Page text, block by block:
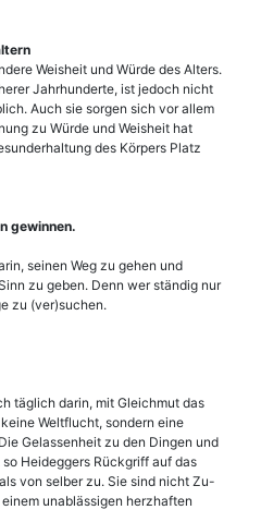
Weisheit und Würde des Alters.
Jahrhunderte, ist jedoch nicht
Auch sie sorgen sich vor allem
zu Würde und Weisheit hat
des Körpers Platz
gewinnen.
seinen Weg zu gehen und
zu geben. Denn wer ständig nur
zu (ver)suchen.
täglich darin, mit Gleichmut das
Weltflucht, sondern eine
Gelassenheit zu den Dingen und
Heideggers Rückgriff auf das
von selber zu. Sie sind nicht Zu-
unablässigen herzhaften